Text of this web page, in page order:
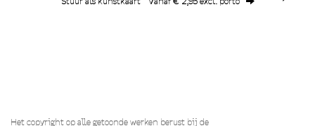
Het copyright op alle getoonde werken berust bij de